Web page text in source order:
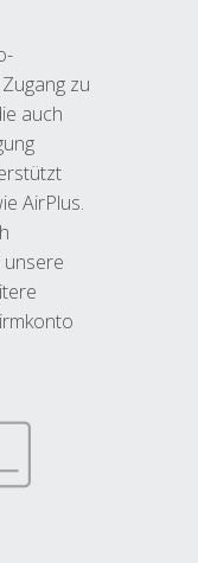
zu
auch
AirPlus.
unsere